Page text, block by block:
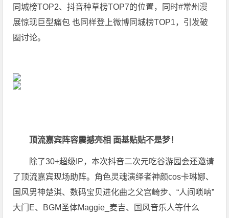
同城榜TOP2、抖音种草榜TOP7的位置，同时#常州漫
展惊现巨型痛包 也同样登上微博同城榜TOP1，引发破
圈讨论。
顶流嘉宾阵容震撼亮相 面基贴贴不是梦！
除了30+超级IP，本次抖音二次元吃谷游园会还邀请
了顶流嘉宾现场助阵。角色灵魂演绎者神颜cos卡琳娜、
国风男神楚淇、数码宝贝进化曲之父宫崎步、“人间唢呐”
大门E、BGM圣体Maggie_麦吉、国风音乐人等什么